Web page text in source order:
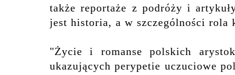
także reportaże z podróży i
jest historia, a w szczególności rola
"Życie i romanse polskich
ukazujących perypetie uczuciowe